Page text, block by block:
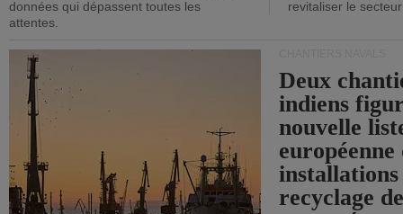
données qui dépassent toutes les
attentes.
revitaliser le secteur
Deux
indiens
nouvelle
européenne
installations
recyclage